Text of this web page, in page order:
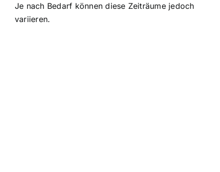
Je nach Bedarf können diese Zeiträume jedoch
variieren.